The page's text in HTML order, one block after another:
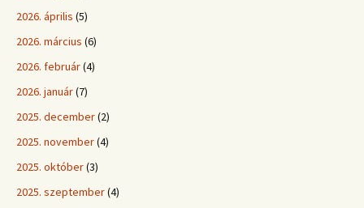
2026. április (5)
2026. március (6)
2026. február(4)
2026. január(7)
2025. december(2)
2025. november(4)
2025. október(3)
2025. szeptember(4)